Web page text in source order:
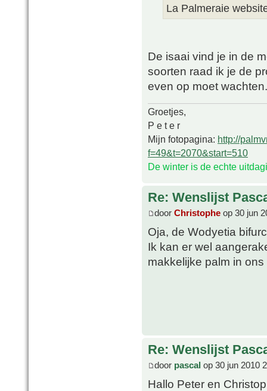
La Palmeraie
De isaai vind je in de
soorten raad ik je de
even op moet wachten.
Groetjes,
P e t e r
Mijn fotopagina: http://
f=49&t=2070&start=510
De winter is de echte
Re: Wenslijst
door Christophe op 30 jun
Oja, de Wodyetia
Ik kan er wel
makkelijke palm in
Re: Wenslijst
door pascal op 30 jun 2010
Hallo Peter en